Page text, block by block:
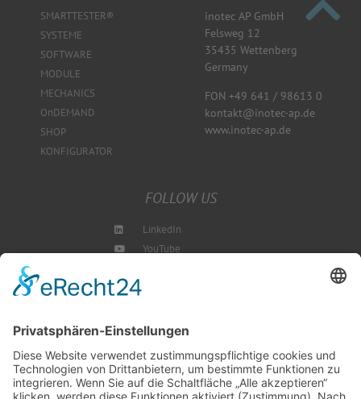
SMARTTESTER®
SYSTEME
SOFTWARE
MODULE
MECHANICS
OnDEMAND
SHOP
KONFIGURATOR
inotec AP GmbH
Felsweg 12
35435 Wettenberg
Germany
FON +49 641 / 98613 0
kontakt@inotec-ap.de
www.inotec-ap.de
FOLLOW US
LinkedIn
YouTube
NEWSLETTER ABBONIEREN
SCHREIBEN SIE UNS